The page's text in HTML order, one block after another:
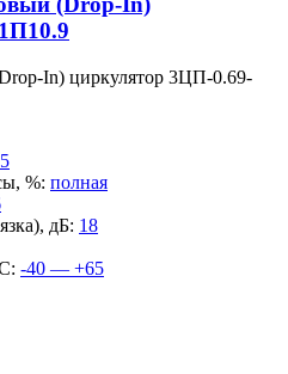
In) циркулятор 3ЦП-0.69-
%: полная
дБ: 18
: -40 — +65